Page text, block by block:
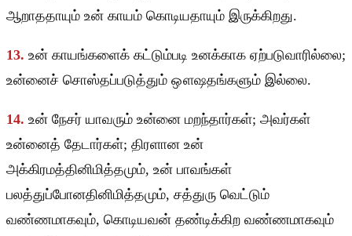
ஆறாததாயும் உன் காயம் கொடியதாயும் இருக்கிறது.
13. உன் காயங்களைக் கட்டும்படி உனக்காக ஏற்படுவாரில்லை;
உன்னைச் சொஸ்தப்படுத்தும் ஔஷதங்களும் இல்லை.
14. உன் நேசர் யாவரும் உன்னை மறந்தார்கள்; அவர்கள்
உன்னைத் தேடார்கள்; திரளான உன்
அக்கிரமத்தினிமித்தமும், உன் பாவங்கள்
பலத்துப்போனதினிமித்தமும், சத்துரு வெட்டும்
வண்ணமாகவும், கொடியவன் தண்டிக்கிற வண்ணமாகவும்